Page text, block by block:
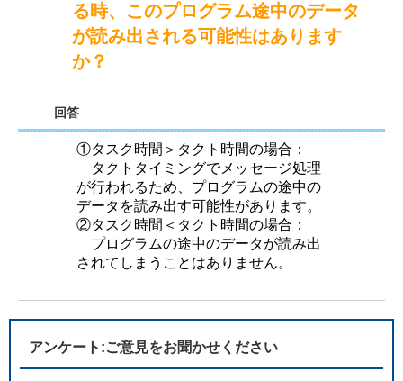
る時、このプログラム途中のデータ
が読み出される可能性はあります
か？
回答
①タスク時間＞タクト時間の場合：
タクトタイミングでメッセージ処理
が行われるため、プログラムの途中の
データを読み出す可能性があります。
②タスク時間＜タクト時間の場合：
プログラムの途中のデータが読み出
されてしまうことはありません。
アンケート:ご意見をお聞かせください